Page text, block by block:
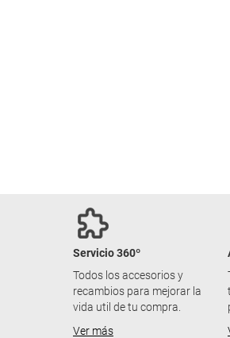
Servicio 360º
Todos los accesorios y
recambios para mejorar la
vida util de tu compra.
Ver más